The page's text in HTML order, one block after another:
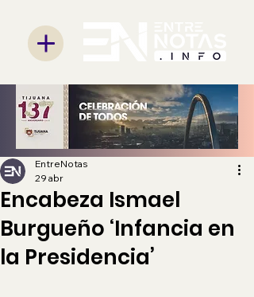
Encabeza Ismael
Burgueño ‘Infancia en
la Presidencia’
EntreNotas
29 abr